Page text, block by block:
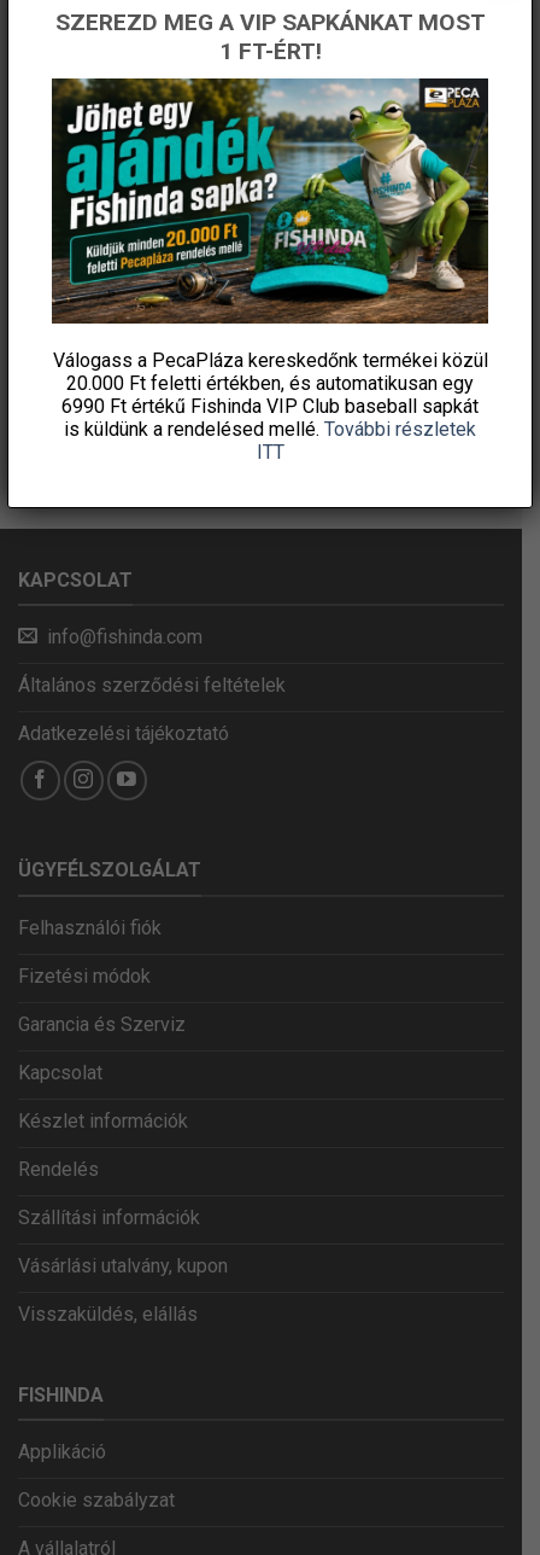
ÉRTESÜLJ ELSŐKÉNT! IRATKOZZ FEL A
HÍRLEVELÜNKRE!
KAPCSOLAT
info@fishinda.com
Általános szerződési feltételek
Adatkezelési tájékoztató
ÜGYFÉLSZOLGÁLAT
Felhasználói fiók
Fizetési módok
Garancia és Szerviz
Kapcsolat
Készlet információk
Rendelés
Szállítási információk
Vásárlási utalvány, kupon
Visszaküldés, elállás
FISHINDA
Applikáció
Cookie szabályzat
A vállalatról
SZEREZD MEG A VIP SAPKÁNKAT MOST
1 FT-ÉRT!
Válogass a PecaPláza kereskedőnk termékei közül
20.000 Ft feletti értékben, és automatikusan egy
6990 Ft értékű Fishinda VIP Club baseball sapkát
is küldünk a rendelésed mellé. További részletek
ITT